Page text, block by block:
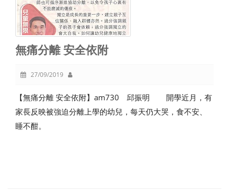
無痛分離 安全依附
27/09/2019
【無痛分離 安全依附】am730 邱振明 開學近月，有
家長反映被強迫分離上學的幼兒，每天仍大哭，食不安、
睡不酣。